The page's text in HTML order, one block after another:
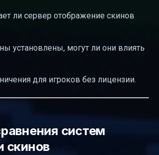
ли сервер отображение скинов
установлены, могут ли они влиять
для игроков без лицензии.
систем
скинов